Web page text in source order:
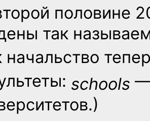
половине
так
начальство
schools —